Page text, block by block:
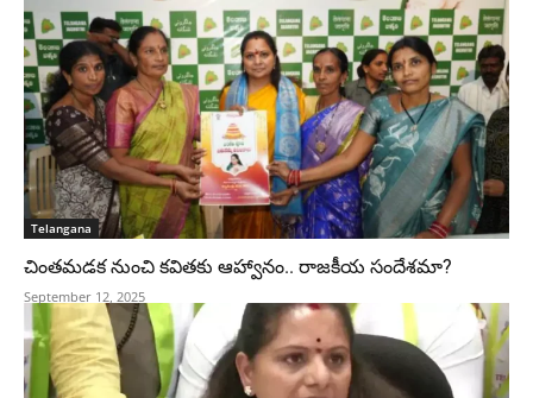
Telangana
చింతమడక నుంచి కవితకు ఆహ్వానం.. రాజకీయ సందేశమా?
September 12, 2025